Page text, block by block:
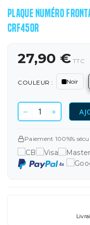
PLAQUE NUMÉRO
CRF450R
27,90 € TTC
COULEUR : Noir
Paiement 100%%